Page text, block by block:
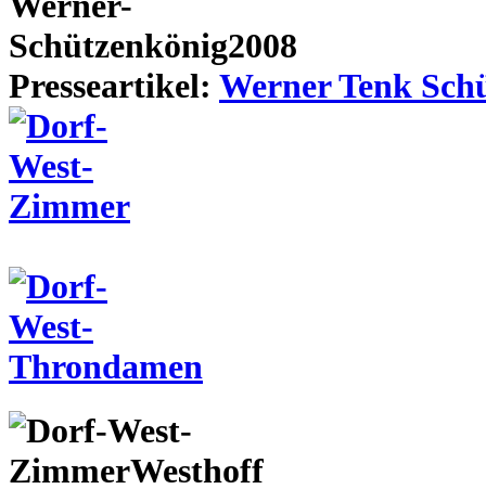
Presseartikel: Werner Tenk